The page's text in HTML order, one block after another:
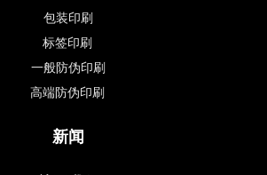
包装印刷
标签印刷
一般防伪印刷
高端防伪印刷
新闻